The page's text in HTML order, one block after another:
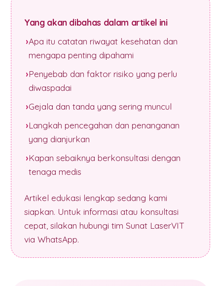
Yang akan dibahas dalam artikel ini
Apa itu catatan riwayat kesehatan dan
mengapa penting dipahami
Penyebab dan faktor risiko yang perlu
diwaspadai
Gejala dan tanda yang sering muncul
Langkah pencegahan dan penanganan
yang dianjurkan
Kapan sebaiknya berkonsultasi dengan
tenaga medis
Artikel edukasi lengkap sedang kami
siapkan. Untuk informasi atau konsultasi
cepat, silakan hubungi tim Sunat LaserVIT
via WhatsApp.